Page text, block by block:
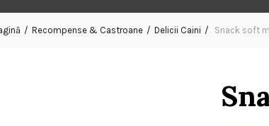
Recompense & Castroane Delicii Caini Snack soft